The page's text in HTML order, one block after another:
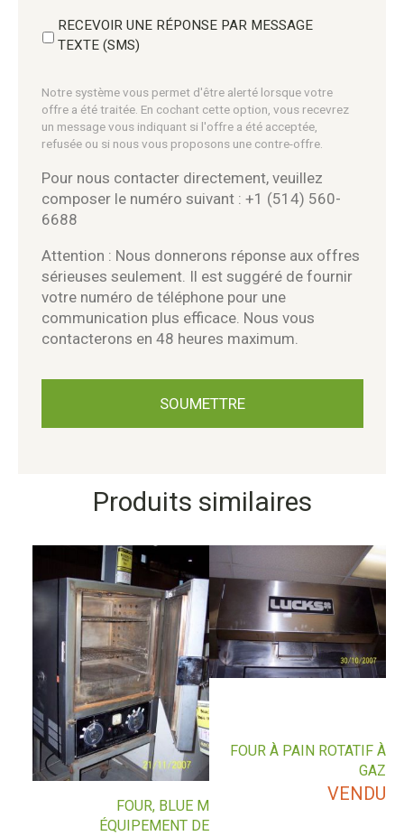
RECEVOIR UNE RÉPONSE PAR MESSAGE
TEXTE (SMS)
Notre système vous permet d'être alerté lorsque votre
offre a été traitée. En cochant cette option, vous recevrez
un message vous indiquant si l'offre a été acceptée,
refusée ou si nous vous proposons une contre-offre.
Pour nous contacter directement, veuillez
composer le numéro suivant : +1 (514) 560-
6688
Attention : Nous donnerons réponse aux offres
sérieuses seulement. Il est suggéré de fournir
votre numéro de téléphone pour une
communication plus efficace. Nous vous
contacterons en 48 heures maximum.
Produits similaires
FOUR À PAIN ROTATIF À
GAZ
VENDU
FOUR, BLUE M
ÉQUIPEMENT DE